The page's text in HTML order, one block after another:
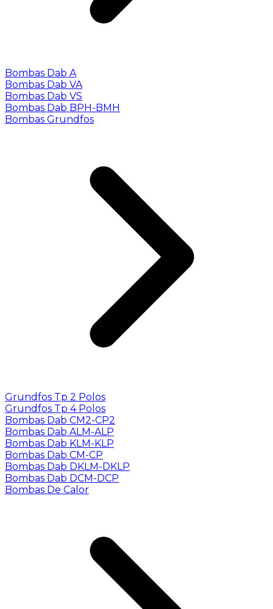
Bombas Dab A
Bombas Dab VA
Bombas Dab VS
Bombas Dab BPH-BMH
Bombas Grundfos
Grundfos Tp 2 Polos
Grundfos Tp 4 Polos
Bombas Dab CM2-CP2
Bombas Dab ALM-ALP
Bombas Dab KLM-KLP
Bombas Dab CM-CP
Bombas Dab DKLM-DKLP
Bombas Dab DCM-DCP
Bombas De Calor